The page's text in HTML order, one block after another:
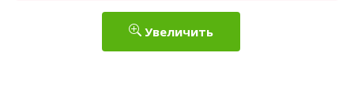
Увеличить